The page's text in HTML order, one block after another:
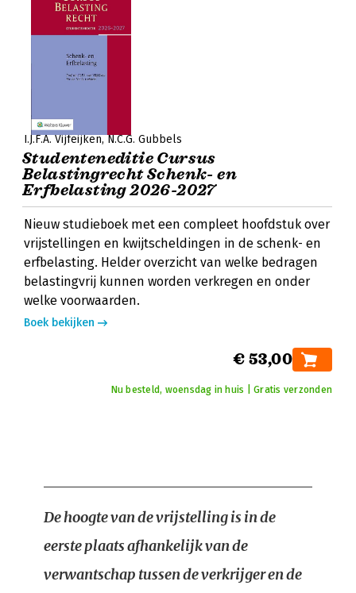
I.J.F.A. Vijfeijken N.C.G. Gubbels
Studenteneditie Cursus
Belastingrecht Schenk- en
Erfbelasting 2026-2027
Nieuw studieboek met een compleet hoofdstuk over
vrijstellingen en kwijtscheldingen in de schenk- en
erfbelasting. Helder overzicht van welke bedragen
belastingvrij kunnen worden verkregen en onder
welke voorwaarden.
Boek bekijken
€ 53,00
Nu besteld, woensdag in huis | Gratis verzonden
De hoogte van de vrijstelling is in de
eerste plaats afhankelijk van de
verwantschap tussen de verkrijger en de